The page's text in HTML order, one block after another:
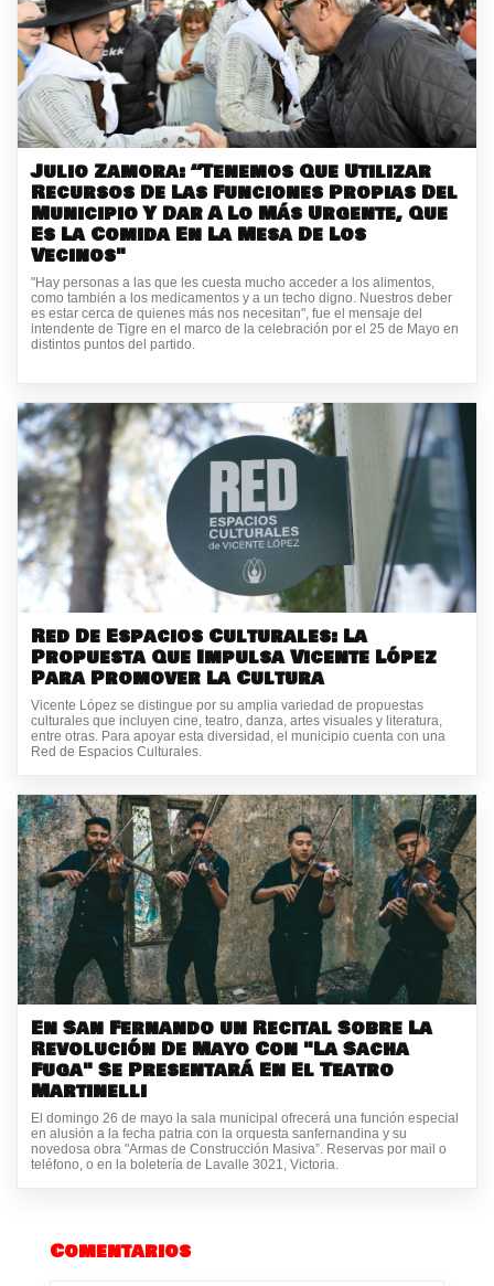
Julio Zamora: “Tenemos Que Utilizar
Recursos De Las Funciones Propias Del
Municipio Y Dar A Lo Más Urgente, Que
Es La Comida En La Mesa De Los
Vecinos"
"Hay personas a las que les cuesta mucho acceder a los alimentos,
como también a los medicamentos y a un techo digno. Nuestros deber
es estar cerca de quienes más nos necesitan", fue el mensaje del
intendente de Tigre en el marco de la celebración por el 25 de Mayo en
distintos puntos del partido.
Red De Espacios Culturales: La
Propuesta Que Impulsa Vicente López
Para Promover La Cultura
Vicente López se distingue por su amplia variedad de propuestas
culturales que incluyen cine, teatro, danza, artes visuales y literatura,
entre otras. Para apoyar esta diversidad, el municipio cuenta con una
Red de Espacios Culturales.
En San Fernando un Recital Sobre La
Revolución De Mayo Con "La Sacha
Fuga" Se Presentará En El Teatro
Martinelli
El domingo 26 de mayo la sala municipal ofrecerá una función especial
en alusión a la fecha patria con la orquesta sanfernandina y su
novedosa obra "Armas de Construcción Masiva”. Reservas por mail o
teléfono, o en la boletería de Lavalle 3021, Victoria.
Comentarios